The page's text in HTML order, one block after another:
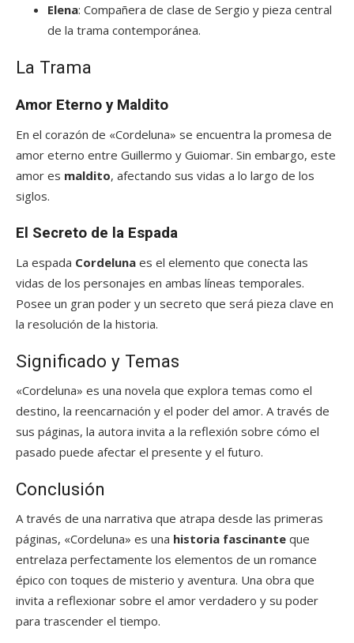
Elena: Compañera de clase de Sergio y pieza central
de la trama contemporánea.
La Trama
Amor Eterno y Maldito
En el corazón de «Cordeluna» se encuentra la promesa de
amor eterno entre Guillermo y Guiomar. Sin embargo, este
amor es maldito, afectando sus vidas a lo largo de los
siglos.
El Secreto de la Espada
La espada Cordeluna es el elemento que conecta las
vidas de los personajes en ambas líneas temporales.
Posee un gran poder y un secreto que será pieza clave en
la resolución de la historia.
Significado y Temas
«Cordeluna» es una novela que explora temas como el
destino, la reencarnación y el poder del amor. A través de
sus páginas, la autora invita a la reflexión sobre cómo el
pasado puede afectar el presente y el futuro.
Conclusión
A través de una narrativa que atrapa desde las primeras
páginas, «Cordeluna» es una historia fascinante que
entrelaza perfectamente los elementos de un romance
épico con toques de misterio y aventura. Una obra que
invita a reflexionar sobre el amor verdadero y su poder
para trascender el tiempo.